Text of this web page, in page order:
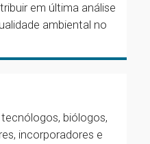
em última análise
ambiental no
biólogos,
incorporadores e